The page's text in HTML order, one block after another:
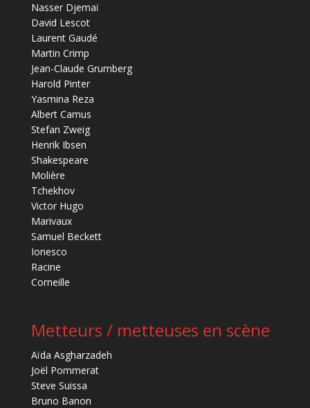
Nasser Djemaï
David Lescot
Laurent Gaudé
Martin Crimp
Jean-Claude Grumberg
Harold Pinter
Yasmina Reza
Albert Camus
Stefan Zweig
Henrik Ibsen
Shakespeare
Molière
Tchekhov
Victor Hugo
Marivaux
Samuel Beckett
Ionesco
Racine
Corneille
Metteurs / metteuses en scène
Aïda Asgharzadeh
Joël Pommerat
Steve Suissa
Bruno Banon